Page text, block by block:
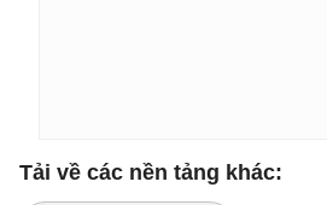
Tải về các nền tảng khác: